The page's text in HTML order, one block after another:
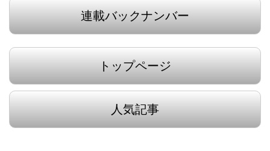
連載バックナンバー
トップページ
人気記事